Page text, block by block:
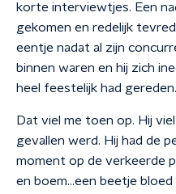
korte interviewtjes. Een
gekomen en redelijk
eentje nadat al zijn
binnen waren en hij zich
heel feestelijk had gereden.
Dat viel me toen op. Hij
gevallen werd. Hij had de
moment op de verkeerde
en boem…een beetje